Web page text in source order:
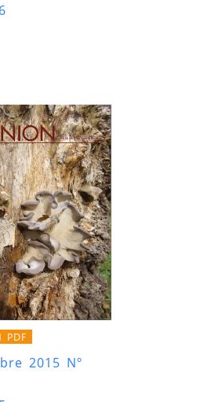
PDF
2015 Nº